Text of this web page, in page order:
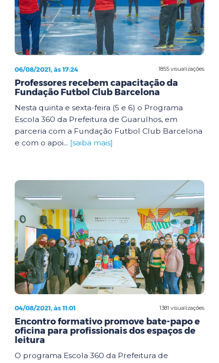
1855 visualizações
06/08/2021, às 17:24
Professores recebem capacitação da
Fundação Futbol Club Barcelona
Nesta quinta e sexta-feira (5 e 6) o Programa
Escola 360 da Prefeitura de Guarulhos, em
parceria com a Fundação Futbol Club Barcelona
e com o apoi... [saiba mais]
1381 visualizações
04/08/2021, às 11:01
Encontro formativo promove bate-papo e
oficina para profissionais dos espaços de
leitura
O programa Escola 360 da Prefeitura de